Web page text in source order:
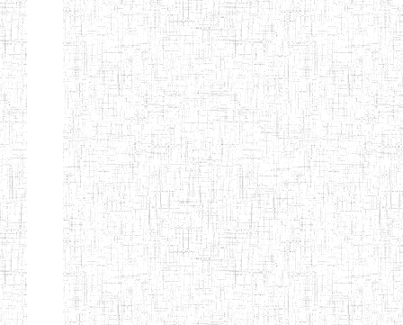
ENI
Chercher:
Effacer les filtres
Denomination
Type